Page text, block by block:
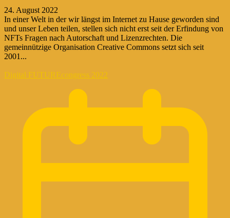
24. August 2022
In einer Welt in der wir längst im Internet zu Hause geworden sind
und unser Leben teilen, stellen sich nicht erst seit der Erfindung von
NFTs Fragen nach Autorschaft und Lizenzrechten. Die
gemeinnützige Organisation Creative Commons setzt sich seit
2001...
Digital FUTUREcongress 2022